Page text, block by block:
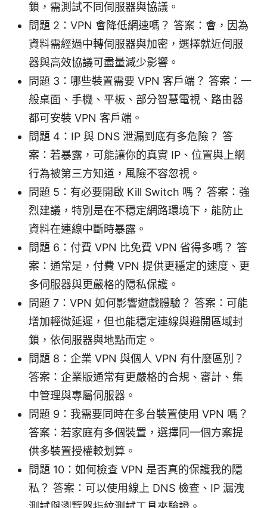
鎖，需測試不同伺服器與協議。
問題 2：VPN 會降低網速嗎？ 答案：會，因為
資料需經過中轉伺服器與加密，選擇就近伺服
器與高效協議可盡量減少影響。
問題 3：哪些裝置需要 VPN 客戶端？ 答案：一
般桌面、手機、平板、部分智慧電視、路由器
都可安裝 VPN 客戶端。
問題 4：IP 與 DNS 泄漏到底有多危險？ 答
案：若暴露，可能讓你的真實 IP、位置與上網
行為被第三方知道，風險不容忽視。
問題 5：有必要開啟 Kill Switch 嗎？ 答案：強
烈建議，特別是在不穩定網路環境下，能防止
資料在連線中斷時暴露。
問題 6：付費 VPN 比免費 VPN 省得多嗎？ 答
案：通常是，付費 VPN 提供更穩定的速度、更
多伺服器與更嚴格的隱私保護。
問題 7：VPN 如何影響遊戲體驗？ 答案：可能
增加輕微延遲，但也能穩定連線與避開區域封
鎖，依伺服器與地點而定。
問題 8：企業 VPN 與個人 VPN 有什麼區別？
答案：企業版通常有更嚴格的合規、審計、集
中管理與專屬伺服器。
問題 9：我需要同時在多台裝置使用 VPN 嗎？
答案：若家庭有多個裝置，選擇同一個方案提
供多裝置授權較划算。
問題 10：如何檢查 VPN 是否真的保護我的隱
私？ 答案：可以使用線上 DNS 檢查、IP 漏洩